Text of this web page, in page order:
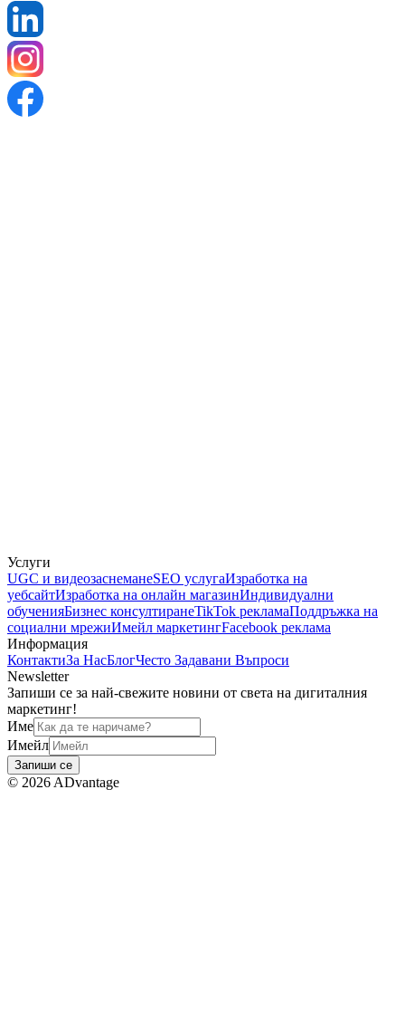
Услуги
UGC и видеозаснеманеSEO услугаИзработка на
уебсайтИзработка на онлайн магазинИндивидуални
обученияБизнес консултиранеTikTok рекламаПоддръжка на
социални мрежиИмейл маркетингFacebook реклама
Информация
КонтактиЗа НасБлогЧесто Задавани Въпроси
Newsletter
Запиши се за най-свежите новини от света на дигиталния
маркетинг!
Име
Имейл
Запиши се
© 2026 ADvantage